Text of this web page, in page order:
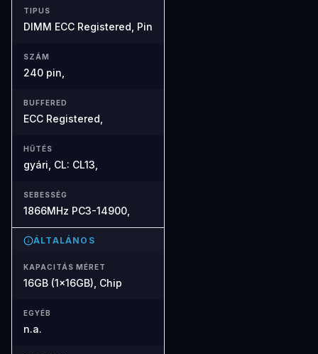
TIPUS
DIMM ECC Registered, Pin
SZÁM
240 pin,
BUFFERED
ECC Registered,
HŰTÉS
gyári, CL: CL13,
SEBESSÉG
1866MHz PC3-14900,
ÁLTALÁNOS
KAPACITÁS MÉRET
16GB (1x16GB), Chip
EGYÉB
n.a.